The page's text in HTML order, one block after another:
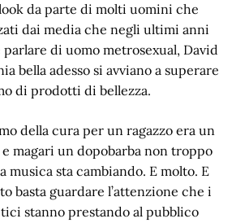
da parte di molti uomini che
dai media che negli ultimi anni
di uomo metrosexual, David
bella adesso si avviano a superare
di prodotti di bellezza.
della cura per un ragazzo era un
magari un dopobarba non troppo
musica sta cambiando. E molto. E
basta guardare l’attenzione che i
stanno prestando al pubblico